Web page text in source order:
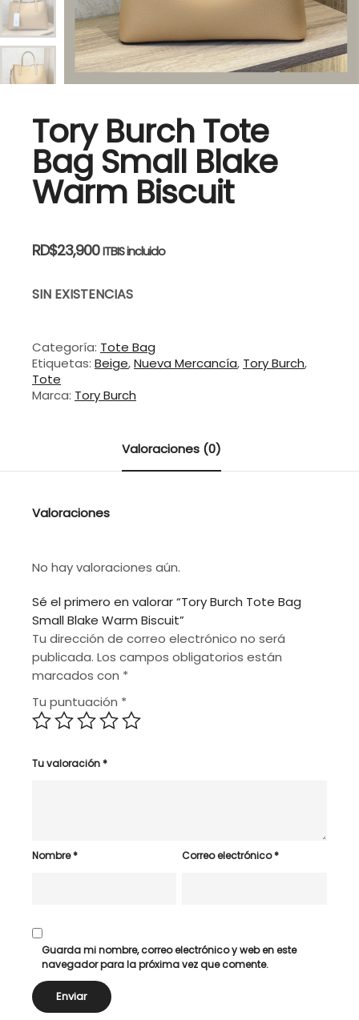
Tory Burch Tote
Bag Small Blake
Warm Biscuit
RD$23,900 ITBIS incluido
SIN EXISTENCIAS
Categoría: Tote Bag
Etiquetas: Beige,Nueva Mercancía, Tory Burch,
Tote
Marca: Tory Burch
Valoraciones (0)
Valoraciones
No hay valoraciones aún.
Sé el primero en valorar “Tory Burch Tote Bag
Small Blake Warm Biscuit”
Tu dirección de correo electrónico no será
publicada. Los campos obligatorios están
marcados con *
Tu puntuación *
Tu valoración*
Nombre* Correo electrónico*
Guarda mi nombre, correo electrónico y web en este
navegador para la próxima vez que comente.